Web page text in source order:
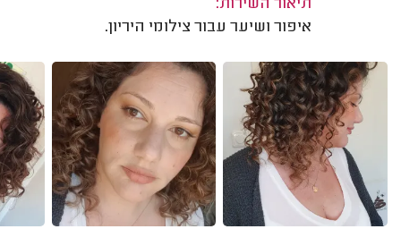
תיאור השירות:
איפור ושיער עבור צילומי היריון.